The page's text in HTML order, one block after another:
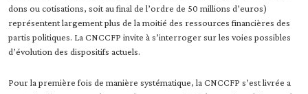
dons ou cotisations, soit au final de l’ordre de 50 millions d’euros)
représentent largement plus de la moitié des ressources financières des
partis politiques. La CNCCFP invite à s’interroger sur les voies possibles
d’évolution des dispositifs actuels.
Pour la première fois de manière systématique, la CNCCFP s’est livrée a